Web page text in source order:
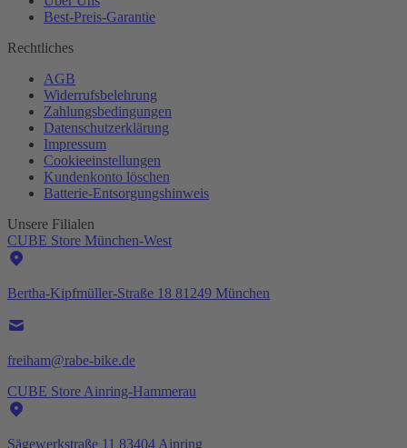
Best-Preis-Garantie
Rechtliches
AGB
Widerrufsbelehrung
Zahlungsbedingungen
Datenschutzerklärung
Impressum
Cookieeinstellungen
Kundenkonto löschen
Batterie-Entsorgungshinweis
Unsere Filialen
CUBE Store München-West
Bertha-Kipfmüller-Straße 18 81249 München
freiham@rabe-bike.de
CUBE Store Ainring-Hammerau
Sägewerkstraße 11 83404 Ainring